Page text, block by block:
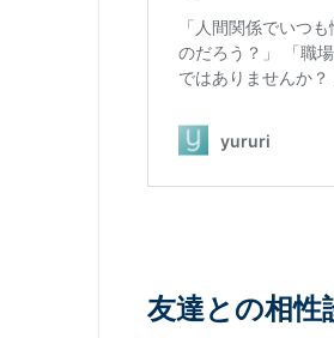
友達との相性